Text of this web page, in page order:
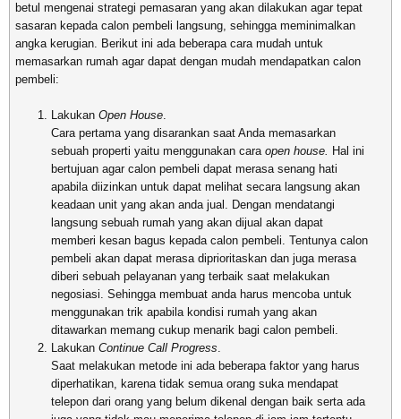
betul mengenai strategi pemasaran yang akan dilakukan agar tepat
sasaran kepada calon pembeli langsung, sehingga meminimalkan
angka kerugian. Berikut ini ada beberapa cara mudah untuk
memasarkan rumah agar dapat dengan mudah mendapatkan calon
pembeli:
Lakukan Open House.
Cara pertama yang disarankan saat Anda memasarkan
sebuah properti yaitu menggunakan cara open house. Hal ini
bertujuan agar calon pembeli dapat merasa senang hati
apabila diizinkan untuk dapat melihat secara langsung akan
keadaan unit yang akan anda jual. Dengan mendatangi
langsung sebuah rumah yang akan dijual akan dapat
memberi kesan bagus kepada calon pembeli. Tentunya calon
pembeli akan dapat merasa diprioritaskan dan juga merasa
diberi sebuah pelayanan yang terbaik saat melakukan
negosiasi. Sehingga membuat anda harus mencoba untuk
menggunakan trik apabila kondisi rumah yang akan
ditawarkan memang cukup menarik bagi calon pembeli.
Lakukan Continue Call Progress.
Saat melakukan metode ini ada beberapa faktor yang harus
diperhatikan, karena tidak semua orang suka mendapat
telepon dari orang yang belum dikenal dengan baik serta ada